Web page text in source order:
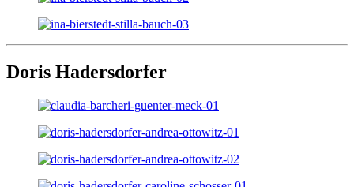
Doris Hadersdorfer